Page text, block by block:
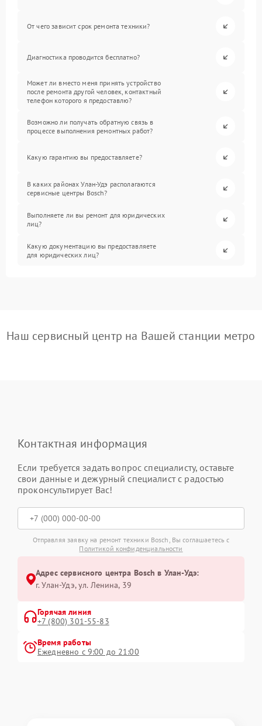
От чего зависит срок ремонта техники?
Диагностика проводится бесплатно?
Может ли вместо меня принять устройство
после ремонта другой человек, контактный
телефон которого я предоставлю?
Возможно ли получать обратную связь в
процессе выполнения ремонтных работ?
Какую гарантию вы предоставляете?
В каких районах Улан-Удэ располагаются
сервисные центры Bosch?
Выполняете ли вы ремонт для юридических
лиц?
Какую документацию вы предоставляете
для юридических лиц?
Наш сервисный центр на Вашей станции метро
Контактная информация
Если требуется задать вопрос специалисту, оставьте
свои данные и дежурный специалист с радостью
проконсультирует Вас!
Отправляя заявку на ремонт техники Bosch, Вы соглашаетесь с
Политикой конфиденциальности
Адрес сервисного центра Bosch в Улан-Удэ:
г. Улан-Удэ, ул. Ленина, 39
Горячая линия
+7 (800) 301-55-83
Время работы
Ежедневно с 9:00 до 21:00